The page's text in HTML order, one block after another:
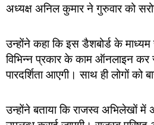
अध्यक्ष अनिल कुमार ने गुरुवार को
उन्होंने कहा कि इस डैशबोर्ड के
विभिन्न प्रकार के काम ऑनलाइन कर
पारदर्शिता आएगी। साथ ही लोगों
उन्होंने बताया कि राजस्व अभिलेखों में